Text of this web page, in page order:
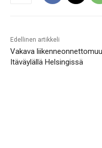
Edellinen artikkeli
Vakava
Itäväylällä Helsingissä